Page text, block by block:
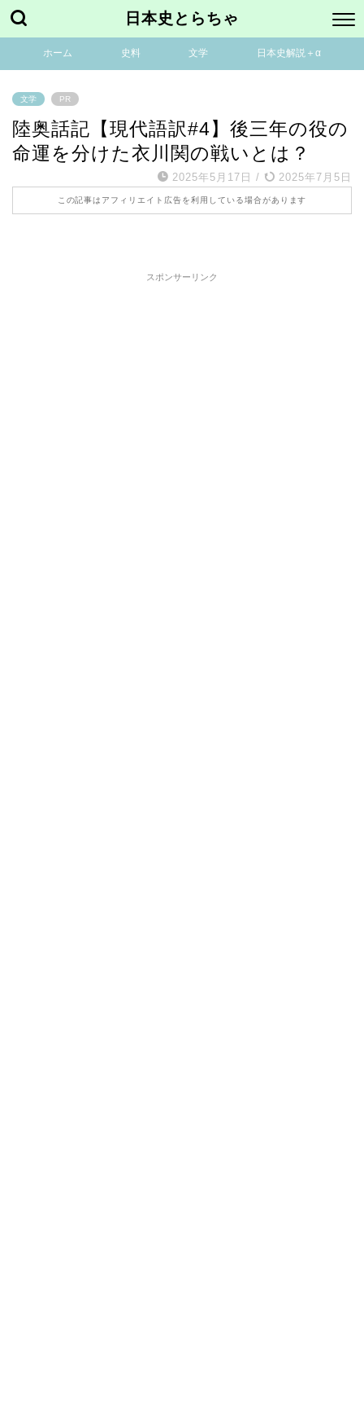
日本史とらちゃ
ホーム 史料 文学 日本史解説＋α
文学 PR
陸奥話記【現代語訳#4】後三年の役の
命運を分けた衣川関の戦いとは？
2025年5月17日 / 2025年7月5日
この記事はアフィリエイト広告を利用している場合があります
スポンサーリンク